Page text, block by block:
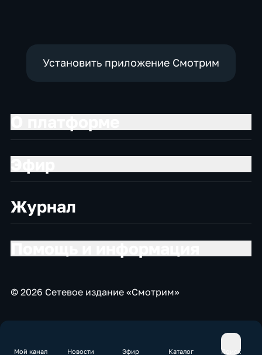
Мой канал Новости Эфир Каталог Поиск
Установить приложение Смотрим
Журнал
© 2026 Сетевое издание «Смотрим»